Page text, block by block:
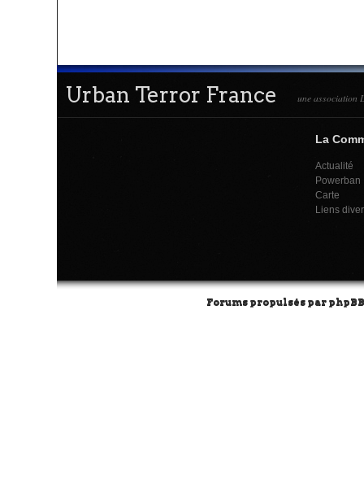
Urban Terror France une association
La
Actualité
Powerban
Carte
Liens
Forums propulsés par phpBB